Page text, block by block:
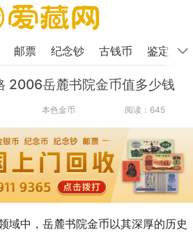
邮票 纪念钞 古钱币 鉴定
2006岳麓书院金币值多少钱
本色金币 阅读：645
域中，岳麓书院金币以其深厚的历史